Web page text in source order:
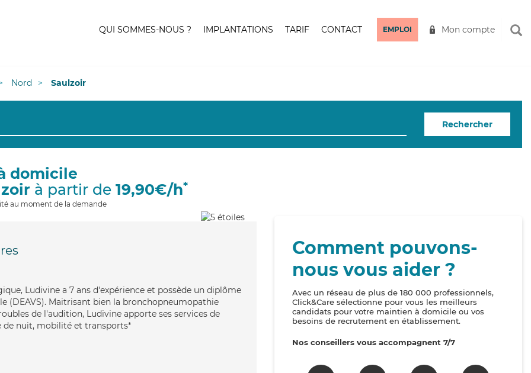
QUI SOMMES-NOUS ? IMPLANTATIONS TARIF CONTACT EMPLOI Mon compte
Nord Saulzoir
Rechercher
domicile
à partir de 19,90€/h*
au moment de la demande
Ludivine a 7 ans d'expérience et possède un diplôme
(DEAVS). Maitrisant bien la bronchopneumopathie
de l'audition, Ludivine apporte ses services de
de nuit, mobilité et transports*
Comment pouvons-
nous vous aider ?
Avec un réseau de plus de 180 000 professionnels,
Click&Care sélectionne pour vous les meilleurs
candidats pour votre maintien à domicile ou vos
besoins de recrutement en établissement.
Nos conseillers vous accompagnent 7/7